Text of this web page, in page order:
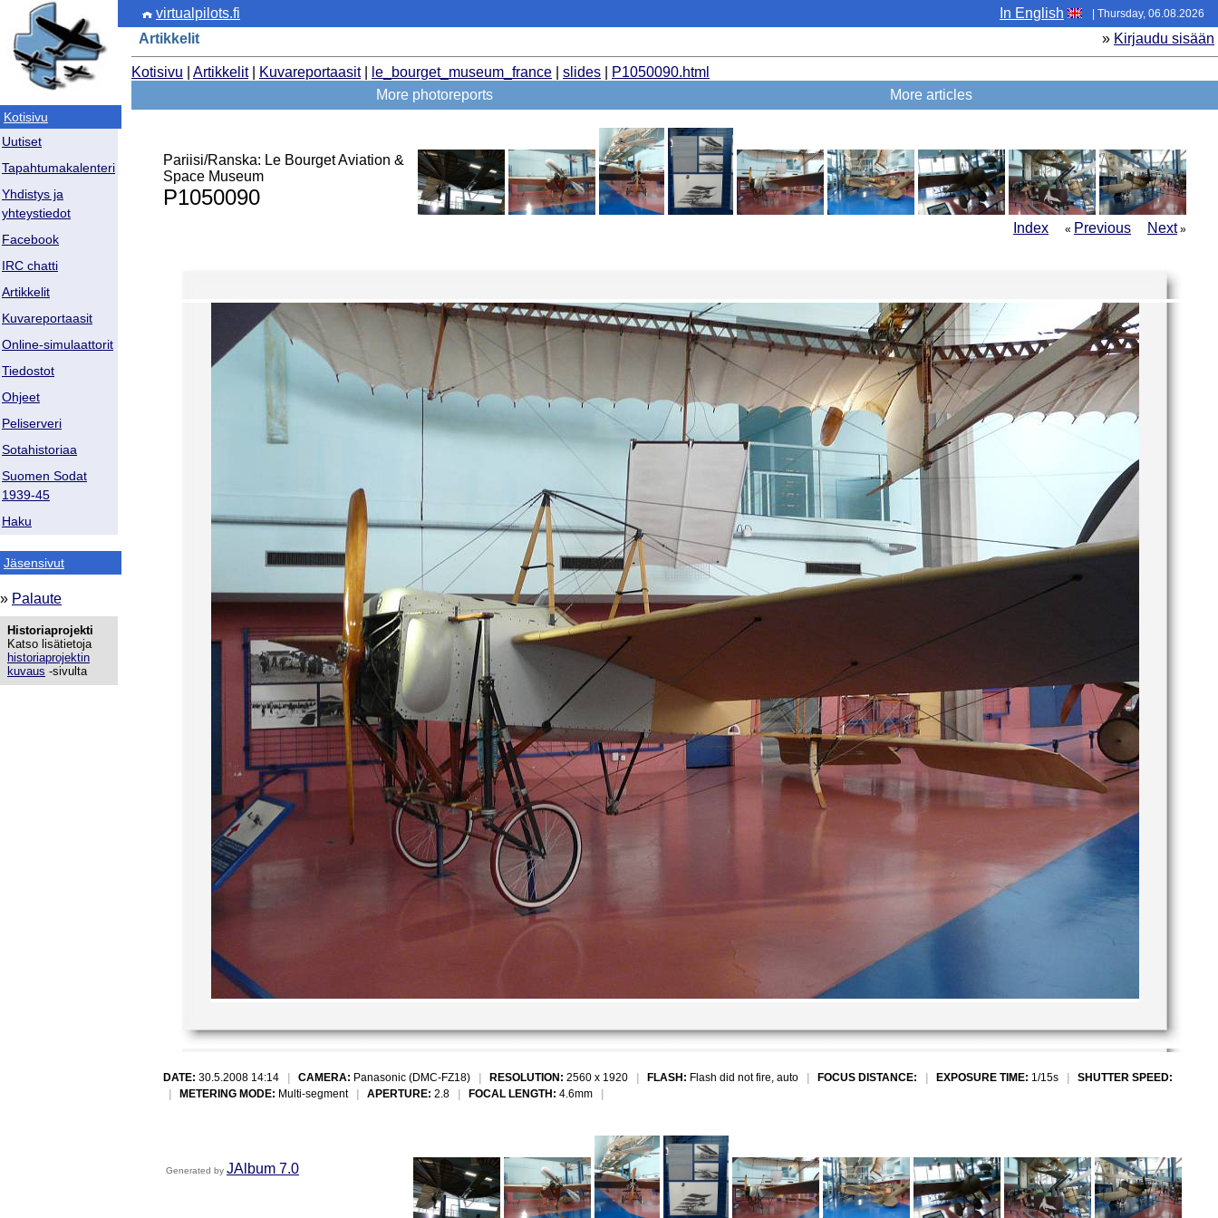
Kotisivu
Uutiset
Tapahtumakalenteri
Yhdistys ja
yhteystiedot
Facebook
IRC chatti
Artikkelit
Kuvareportaasit
Online-simulaattorit
Tiedostot
Ohjeet
Peliserveri
Sotahistoriaa
Suomen Sodat
1939-45
Haku
Jäsensivut
» Palaute
Historiaprojekti
Katso lisätietoja
historiaprojektin
kuvaus -sivulta
virtualpilots.fi In English | Thursday, 06.08.2026
Artikkelit » Kirjaudu sisään
Kotisivu Artikkelit| Kuvareportaasit| le_bourget_museum_france slides
P1050090.html
More photoreports
More articles
Pariisi/Ranska: Le Bourget Aviation &
Space Museum
P1050090
Index « Previous Next»
DATE: 30.5.2008 14:14 CAMERA: Panasonic (DMC-FZ18) RESOLUTION: 2560 x 1920 FLASH: Flash did not fire, auto FOCUS DISTANCE: EXPOSURE TIME: 1/15s
SHUTTER SPEED:
METERING MODE: Multi-segment APERTURE: 2.8 FOCAL LENGTH: 4.6mm
Generated by JAlbum 7.0